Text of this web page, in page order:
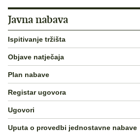
Javna nabava
Ispitivanje tržišta
Objave natječaja
Plan nabave
Registar ugovora
Ugovori
Uputa o provedbi jednostavne nabave